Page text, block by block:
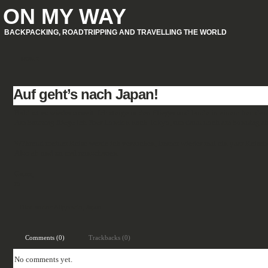
ON MY WAY
BACKPACKING, ROADTRIPPING AND TRAVELLING THE WORLD
Auf geht’s nach Japan!
Comments (0) Trackbacks (0)
No comments yet.